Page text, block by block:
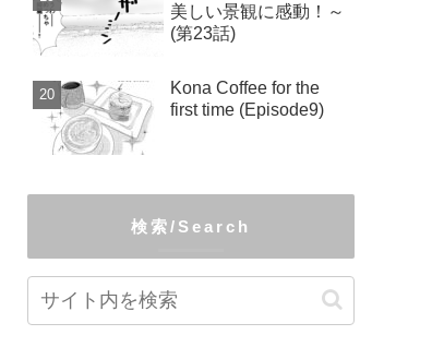
美しい景観に感動！～
(第23話)
Kona Coffee for the
first time (Episode9)
検索/Search